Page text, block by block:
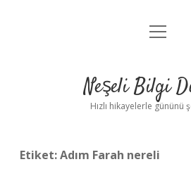
Anasayfa
Yasal Uyarı
menüyü
Neşeli Bilgi
Hızlı hikayelerle gününü
Etiket:Adım Farah nereli